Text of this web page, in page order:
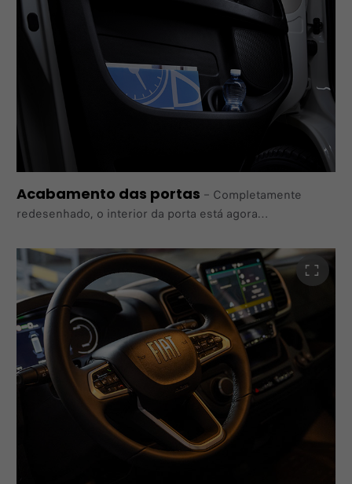
Acabamento das portas – Completamente
redesenhado, o interior da porta está agora
espaço
melhorado graças às novas 4 aletas com diferentes
tamanhos
e localizações.